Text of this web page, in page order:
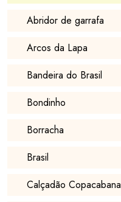
Abridor de garrafa
Arcos da Lapa
Bandeira do Brasil
Bondinho
Borracha
Brasil
Calçadão Copacabana